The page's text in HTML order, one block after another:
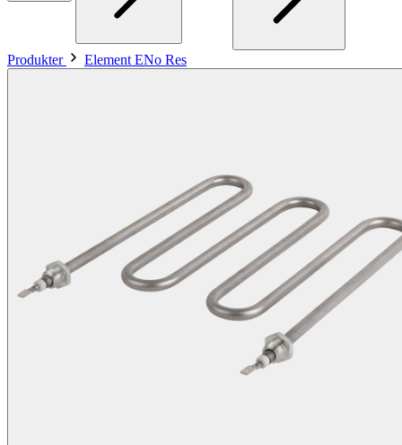
Produkter Element ENo Res